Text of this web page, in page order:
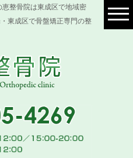
整骨院は東成区で地域密
東成区で骨盤矯正専門の整